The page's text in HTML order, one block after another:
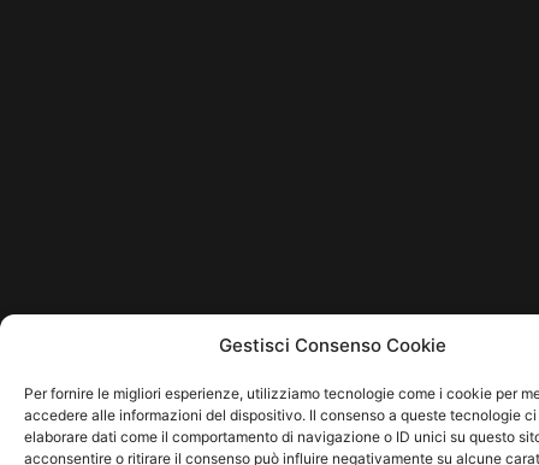
Gestisci Consenso Cookie
Per fornire le migliori esperienze, utilizziamo tecnologie come i cookie per
accedere alle informazioni del dispositivo. Il consenso a queste tecnologie
elaborare dati come il comportamento di navigazione o ID unici su questo
acconsentire o ritirare il consenso può influire negativamente su alcune